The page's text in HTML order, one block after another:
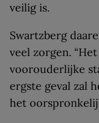
veilig is.
Swartzberg
veel zorgen.
voorouderlijke
ergste geval zal
het